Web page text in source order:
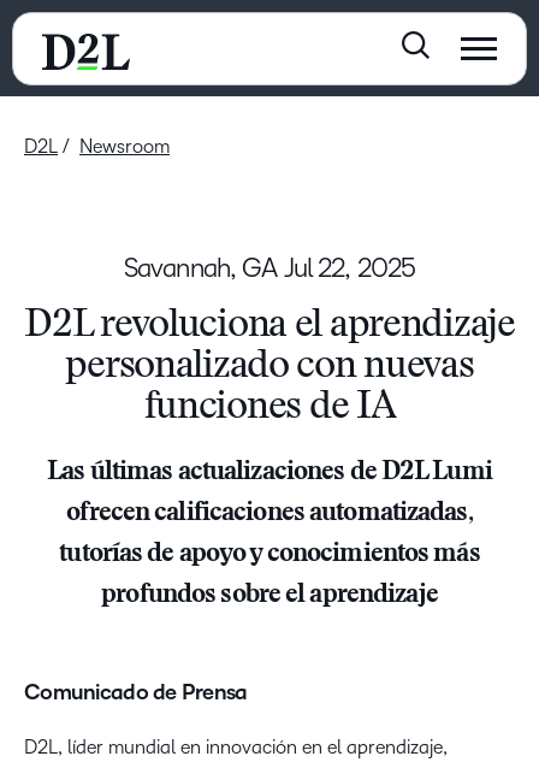
D2L Newsroom
Savannah, GA Jul 22, 2025
D2L revoluciona el aprendizaje
personalizado con nuevas
funciones de IA
Las últimas actualizaciones de D2L Lumi
ofrecen calificaciones automatizadas,
tutorías de apoyo y conocimientos más
profundos sobre el aprendizaje
Comunicado de Prensa
D2L, líder mundial en innovación en el aprendizaje,